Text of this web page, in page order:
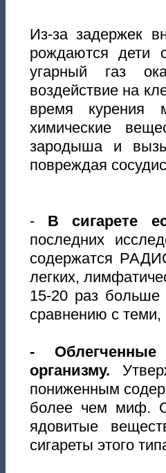
Из-за задержек
рождаются дети
угарный газ
воздействие на
время курения
химические
зародыша и
повреждая
- В сигарете
последних
содержатся
легких,
15-20 раз больше
сравнению с теми,
-
организму.
пониженным
более чем миф.
ядовитые
сигареты этого